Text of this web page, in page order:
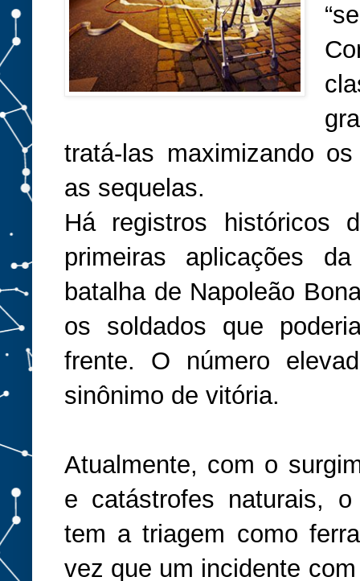
tratá-las maximizando
as sequelas.
Há registros históricos
primeiras aplicações
batalha de Napoleão
os soldados que
frente. O número
sinônimo de vitória.
Atualmente, com o
e catástrofes naturais, o
tem a triagem como
vez que um incidente